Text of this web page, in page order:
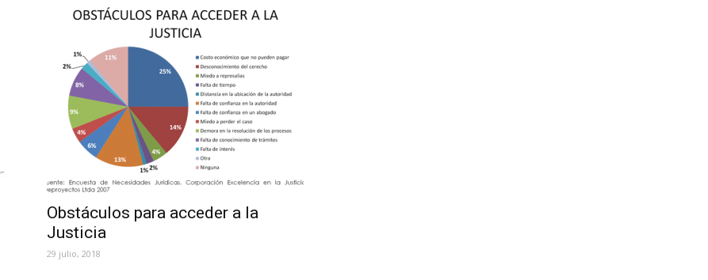
Obstáculos para acceder a la
Justicia
29 julio, 2018